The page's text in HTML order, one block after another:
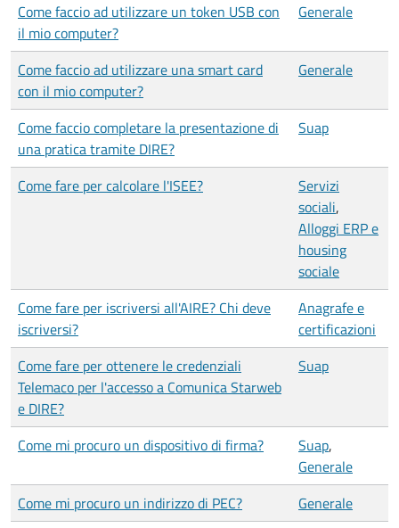
Come faccio ad utilizzare un token USB con
il mio computer?
Generale
Come faccio ad utilizzare una smart card
con il mio computer?
Generale
Come faccio completare la presentazione di
una pratica tramite DIRE?
Suap
Come fare per calcolare l'ISEE?
Servizi
sociali,
Alloggi ERP e
housing
sociale
Come fare per iscriversi all'AIRE? Chi deve
iscriversi?
Anagrafe e
certificazioni
Come fare per ottenere le credenziali
Telemaco per l'accesso a Comunica Starweb
e DIRE?
Suap
Come mi procuro un dispositivo di firma? Suap,
Generale
Come mi procuro un indirizzo di PEC?
Generale